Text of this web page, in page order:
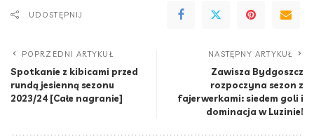
UDOSTĘPNIJ
POPRZEDNI ARTYKUŁ
Spotkanie z kibicami przed
rundą jesienną sezonu
2023/24 [Całe nagranie]
NASTĘPNY ARTYKUŁ
Zawisza Bydgoszcz
rozpoczyna sezon z
fajerwerkami: siedem goli i
dominacja w Luzinie!